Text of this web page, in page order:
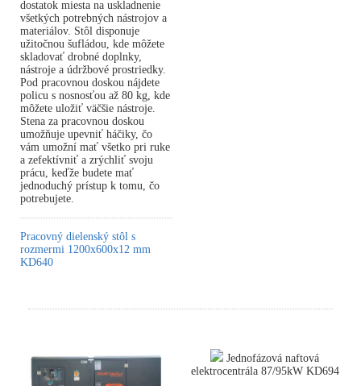
dostatok miesta na uskladnenie
všetkých potrebných nástrojov a
materiálov. Stôl disponuje
užitočnou šufládou, kde môžete
skladovať drobné doplnky,
nástroje a údržbové prostriedky.
Pod pracovnou doskou nájdete
policu s nosnosťou až 80 kg, kde
môžete uložiť väčšie nástroje.
Stena za pracovnou doskou
umožňuje upevniť háčiky, čo
vám umožní mať všetko pri ruke
a zefektívniť a zrýchliť svoju
prácu, keďže budete mať
jednoduchý prístup k tomu, čo
potrebujete.
Pracovný dielenský stôl s
rozmermi 1200x600x12 mm
KD640
Jednofázová naftová
elektrocentrála 87/95kW KD694